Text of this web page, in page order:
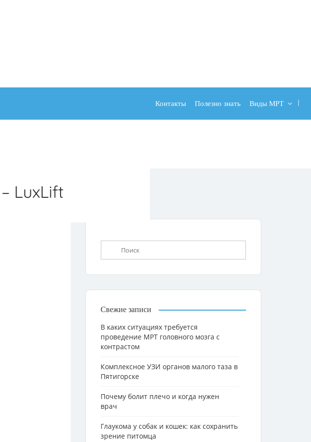
Контакты Полезно знать Виды МРТ
– LuxLift
Свежие записи
В каких ситуациях требуется
проведение МРТ головного мозга с
контрастом
Комплексное УЗИ органов малого таза в
Пятигорске
Почему болит плечо и когда нужен
врач
Глаукома у собак и кошек: как сохранить
зрение питомца